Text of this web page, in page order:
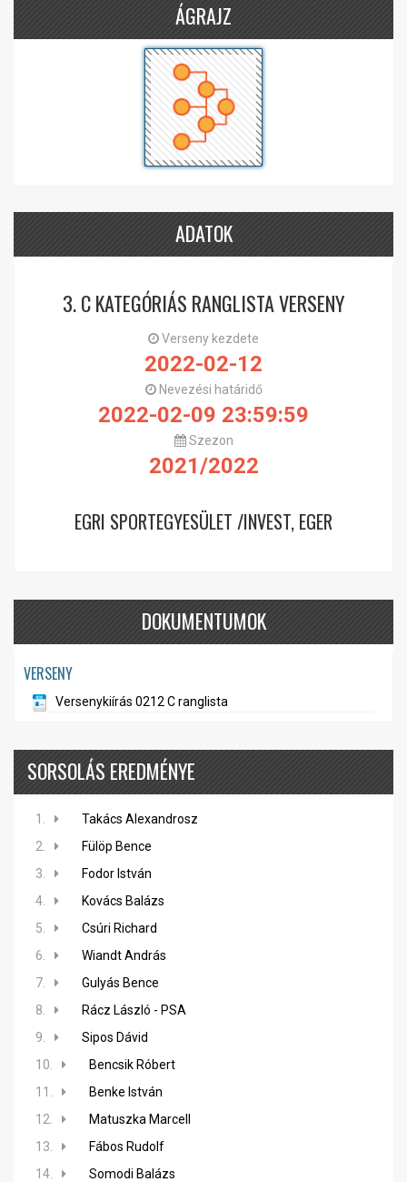
ÁGRAJZ
ADATOK
3. C KATEGÓRIÁS RANGLISTA VERSENY
Verseny kezdete
2022-02-12
Nevezési határidő
2022-02-09 23:59:59
Szezon
2021/2022
EGRI SPORTEGYESÜLET /INVEST, EGER
DOKUMENTUMOK
VERSENY
Versenykiírás 0212 C ranglista
SORSOLÁS EREDMÉNYE
1.
Takács Alexandrosz
2.
Fülöp Bence
3.
Fodor István
4.
Kovács Balázs
5.
Csúri Richard
6.
Wiandt András
7.
Gulyás Bence
8.
Rácz László - PSA
9.
Sipos Dávid
10.
Bencsik Róbert
11.
Benke István
12.
Matuszka Marcell
13.
Fábos Rudolf
14.
Somodi Balázs